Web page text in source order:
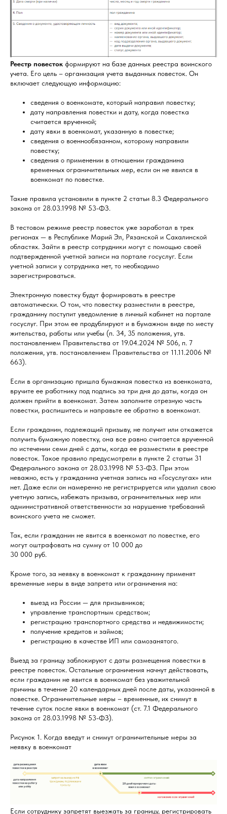
Реестр повесток формируют на базе данных реестра воинского
учета. Его цель – организация учета выданных повесток. Он
включает следующую информацию:
сведения о военкомате, который направил повестку;
дату направления повестки и дату, когда повестка
считается врученной;
дату явки в военкомат, указанную в повестке;
сведения о военнообязанном, которому направили
повестку;
сведения о применении в отношении гражданина
временных ограничительных мер, если он не явился в
военкомат по повестке.
Такие правила установили в пункте 2 статьи 8.3 Федерального
закона от 28.03.1998 № 53-ФЗ.
В тестовом режиме реестр повесток уже заработал в трех
регионах — в Республике Марий Эл, Рязанской и Сахалинской
областях. Зайти в реестр сотрудники могут с помощью своей
подтвержденной учетной записи на портале госуслуг. Если
учетной записи у сотрудника нет, то необходимо
зарегистрироваться.
Электронную повестку будут формировать в реестре
автоматически. О том, что повестку разместили в реестре,
гражданину поступит уведомление в личный кабинет на портале
госуслуг. При этом ее продублируют и в бумажном виде по месту
жительства, работы или учебы (п. 34, 35 положения, утв.
постановлением Правительства от 19.04.2024 № 506, п. 7
положения, утв. постановлением Правительства от 11.11.2006 №
663).
Если в организацию пришла бумажная повестка из военкомата,
вручите ее работнику под подпись за три дня до даты, когда он
должен прийти в военкомат. Затем заполните отрезную часть
повестки, распишитесь и направьте ее обратно в военкомат.
Если гражданин, подлежащий призыву, не получит или откажется
получить бумажную повестку, она все равно считается врученной
по истечении семи дней с даты, когда ее разместили в реестре
повесток. Такое правило предусмотрели в пункте 2 статьи 31
Федерального закона от 28.03.1998 № 53-ФЗ. При этом
неважно, есть у гражданина учетная запись на «Госуслугах» или
нет. Даже если он намеренно не регистрируется или удалил свою
учетную запись, избежать призыва, ограничительных мер или
административной ответственности за нарушение требований
воинского учета не сможет.
Так, если гражданин не явится в военкомат по повестке, его
могут оштрафовать на сумму от 10 000 до
30 000 руб.
Кроме того, за неявку в военкомат к гражданину применят
временные меры в виде запрета или ограничения на:
выезд из России — для призывников;
управление транспортным средством;
регистрацию транспортного средства и недвижимости;
получение кредитов и займов;
регистрацию в качестве ИП или самозанятого.
Выезд за границу заблокируют с даты размещения повестки в
реестре повесток. Остальные ограничения начнут действовать,
если гражданин не явится в военкомат без уважительной
причины в течение 20 календарных дней после даты, указанной в
повестке. Ограничительные меры – временные, их снимут в
течение суток после явки в военкомат (ст. 7.1 Федерального
закона от 28.03.1998 № 53-ФЗ).
Рисунок 1. Когда введут и снимут ограничительные меры за
неявку в военкомат
Если сотруднику запретят выезжать за границу, регистрировать